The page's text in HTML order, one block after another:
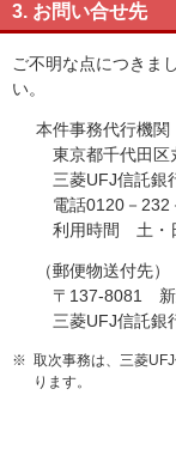
3. お問い合せ先
ご不明な点につきま
い。
本件事務代行機関
東京都千代田区
三菱UFJ信託銀
電話0120－232
利用時間 土・
（郵便物送付先）
〒137-8081 新
三菱UFJ信託銀
※ 取次事務は、三菱
ります。